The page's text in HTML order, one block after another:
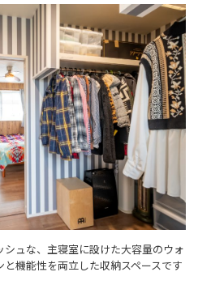
ュな、主寝室に設けた大容量のウォ
機能性を両立した収納スペースです